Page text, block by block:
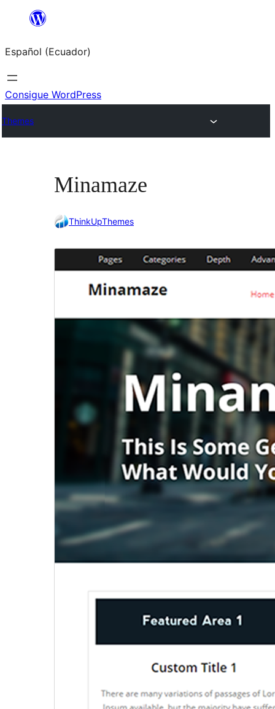
Saltar
contenido
Español (Ecuador)
Consigue WordPress
Themes
Minamaze
ThinkUpThemes